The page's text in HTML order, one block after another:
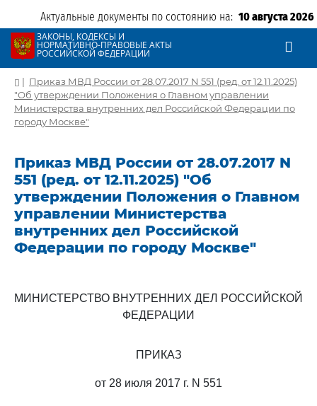
Актуальные документы по состоянию на: 10 августа 2026
ЗАКОНЫ, КОДЕКСЫ И
НОРМАТИВНО-ПРАВОВЫЕ АКТЫ
РОССИЙСКОЙ ФЕДЕРАЦИИ
| Приказ МВД России от 28.07.2017 N 551 (ред. от 12.11.2025)
"Об утверждении Положения о Главном управлении
Министерства внутренних дел Российской Федерации по
городу Москве"
Приказ МВД России от 28.07.2017 N
551 (ред. от 12.11.2025) "Об
утверждении Положения о Главном
управлении Министерства
внутренних дел Российской
Федерации по городу Москве"
МИНИСТЕРСТВО ВНУТРЕННИХ ДЕЛ РОССИЙСКОЙ
ФЕДЕРАЦИИ
ПРИКАЗ
от 28 июля 2017 г. N 551